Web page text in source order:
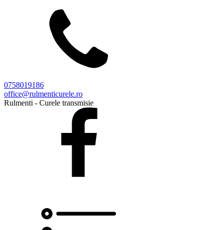
0758019186
office@rulmenticurele.ro
Rulmenti - Curele transmisie